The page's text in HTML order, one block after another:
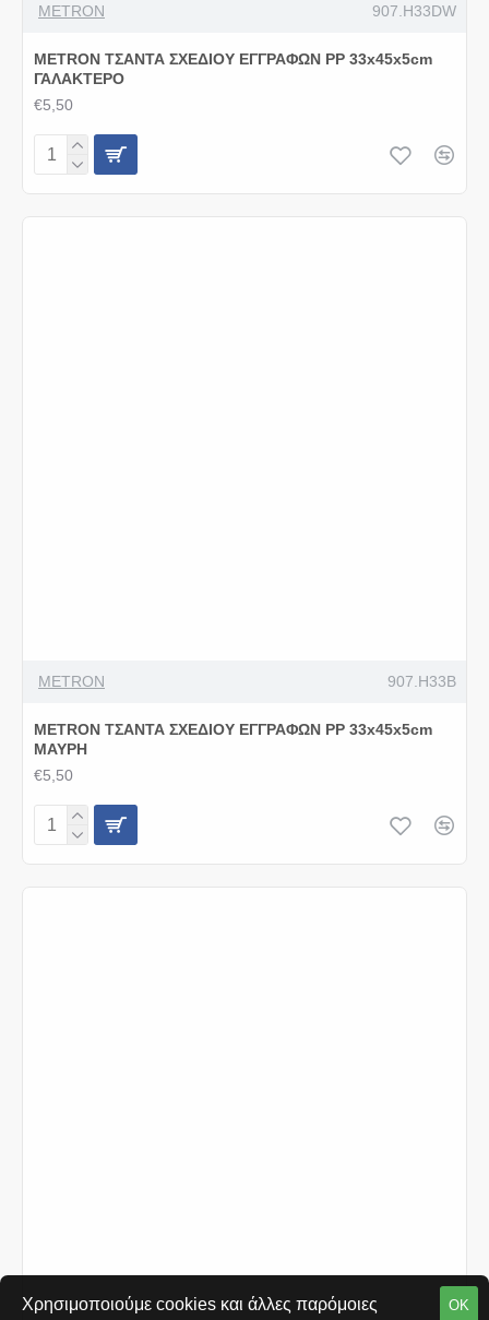
METRON 907.H33DW
METRON ΤΣΑΝΤΑ ΣΧΕΔΙΟΥ ΕΓΓΡΑΦΩΝ PP 33x45x5cm
ΓΑΛΑΚΤΕΡΟ
€5,50
METRON 907.H33B
METRON ΤΣΑΝΤΑ ΣΧΕΔΙΟΥ ΕΓΓΡΑΦΩΝ PP 33x45x5cm
ΜΑΥΡΗ
€5,50
ΟΚ
Χρησιμοποιούμε cookies και άλλες παρόμοιες